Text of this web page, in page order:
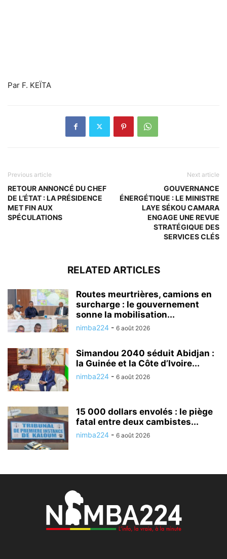
Par F. KEÏTA
Previous article
RETOUR ANNONCÉ DU CHEF
DE L’ÉTAT : LA PRÉSIDENCE
MET FIN AUX
SPÉCULATIONS
Next article
GOUVERNANCE
ÉNERGÉTIQUE : LE MINISTRE
LAYE SÉKOU CAMARA
ENGAGE UNE REVUE
STRATÉGIQUE DES
SERVICES CLÉS
RELATED ARTICLES
Routes meurtrières, camions en
surcharge : le gouvernement
sonne la mobilisation...
nimba224 - 6 août 2026
Simandou 2040 séduit Abidjan :
la Guinée et la Côte d’Ivoire...
nimba224 - 6 août 2026
15 000 dollars envolés : le piège
fatal entre deux cambistes...
nimba224 - 6 août 2026